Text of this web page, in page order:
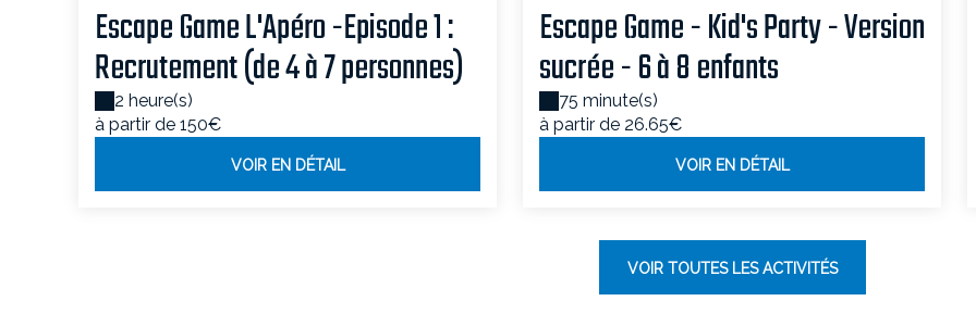
Escape Game L'Apéro -Episode 1 :
Recrutement (de 4 à 7 personnes)
2 heure(s)
à partir de 150€
VOIR EN DÉTAIL
Escape Game - Kid's Party - Version
sucrée - 6 à 8 enfants
75 minute(s)
à partir de 26.65€
VOIR EN DÉTAIL
VOIR TOUTES LES ACTIVITÉS